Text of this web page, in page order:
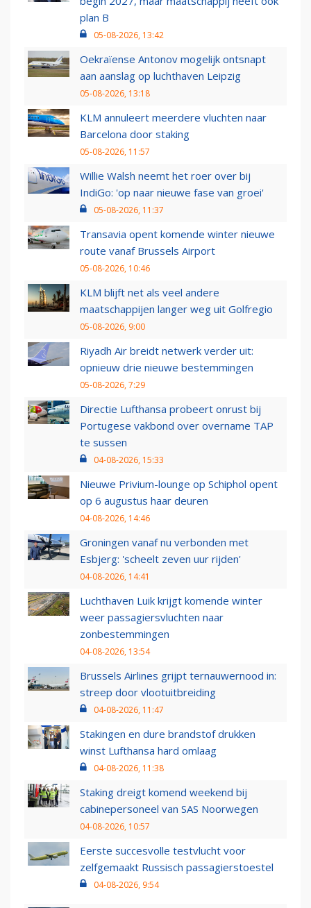
plan B
05-08-2026, 13:42
Oekraïense Antonov mogelijk ontsnapt
aan aanslag op luchthaven Leipzig
05-08-2026, 13:18
KLM annuleert meerdere vluchten naar
Barcelona door staking
05-08-2026, 11:57
Willie Walsh neemt het roer over bij
IndiGo: 'op naar nieuwe fase van groei'
05-08-2026, 11:37
Transavia opent komende winter nieuwe
route vanaf Brussels Airport
05-08-2026, 10:46
KLM blijft net als veel andere
maatschappijen langer weg uit Golfregio
05-08-2026, 9:00
Riyadh Air breidt netwerk verder uit:
opnieuw drie nieuwe bestemmingen
05-08-2026, 7:29
Directie Lufthansa probeert onrust bij
Portugese vakbond over overname TAP
te sussen
04-08-2026, 15:33
Nieuwe Privium-lounge op Schiphol opent
op 6 augustus haar deuren
04-08-2026, 14:46
Groningen vanaf nu verbonden met
Esbjerg: 'scheelt zeven uur rijden'
04-08-2026, 14:41
Luchthaven Luik krijgt komende winter
weer passagiersvluchten naar
zonbestemmingen
04-08-2026, 13:54
Brussels Airlines grijpt ternauwernood in:
streep door vlootuitbreiding
04-08-2026, 11:47
Stakingen en dure brandstof drukken
winst Lufthansa hard omlaag
04-08-2026, 11:38
Staking dreigt komend weekend bij
cabinepersoneel van SAS Noorwegen
04-08-2026, 10:57
Eerste succesvolle testvlucht voor
zelfgemaakt Russisch passagierstoestel
04-08-2026, 9:54